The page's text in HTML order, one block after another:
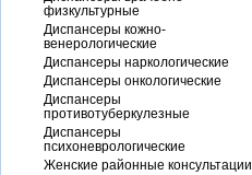
физкультурные
Диспансеры кожно-
венерологические
Диспансеры наркологические
Диспансеры онкологические
Диспансеры
противотуберкулезные
Диспансеры
психоневрологические
Женские районные консультации